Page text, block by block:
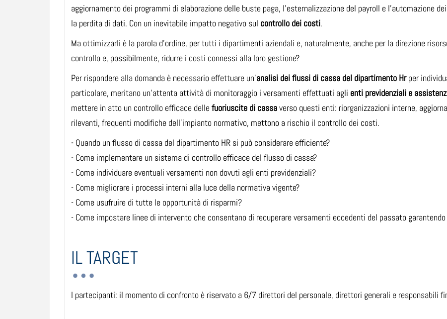
aggiornamento dei programmi di elaborazione delle buste paga, l’esternalizzazione del payroll e l’automazione
la perdita di dati. Con un inevitabile impatto negativo sul controllo dei costi.
Ma ottimizzarli è la parola d’ordine, per tutti i dipartimenti aziendali e, naturalmente, anche per la direzione
controllo e, possibilmente, ridurre i costi connessi alla loro gestione?
Per rispondere alla domanda è necessario effettuare un’analisi dei flussi di cassa del dipartimento Hrper
particolare, meritano un’attenta attività di monitoraggio i versamenti effettuati agli enti previdenziali e
mettere in atto un controllo efficace dellefuoriuscite di cassaverso questi enti: riorganizzazioni interne,
rilevanti, frequenti modifiche dell’impianto normativo, mettono a rischio il controllo dei costi.
- Quando un flusso di cassa del dipartimento HR si può considerare efficiente?
- Come implementare un sistema di controllo efficace del flusso di cassa?
- Come individuare eventuali versamenti non dovuti agli enti previdenziali?
- Come migliorare i processi interni alla luce della normativa vigente?
- Come usufruire di tutte le opportunità di risparmi?
- Come impostare linee di intervento che consentano di recuperare versamenti eccedenti del passato
IL TARGET
I partecipanti: il momento di confronto è riservato a 6/7 direttori del personale, direttori generali e responsabili